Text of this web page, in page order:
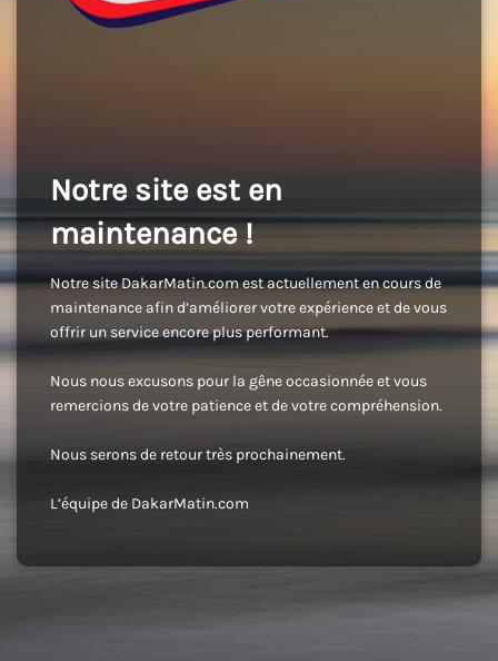
Notre site est en
maintenance !
Notre site DakarMatin.com est actuellement en cours de
maintenance afin d’améliorer votre expérience et de vous
offrir un service encore plus performant.
Nous nous excusons pour la gêne occasionnée et vous
remercions de votre patience et de votre compréhension.
Nous serons de retour très prochainement.
L’équipe de DakarMatin.com